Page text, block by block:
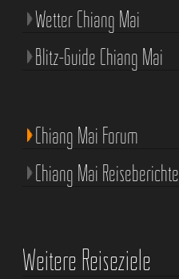
Wetter Chiang Mai
Blitz-Guide Chiang Mai
Chiang Mai Forum
Chiang Mai Reiseberichte
Weitere Reiseziele